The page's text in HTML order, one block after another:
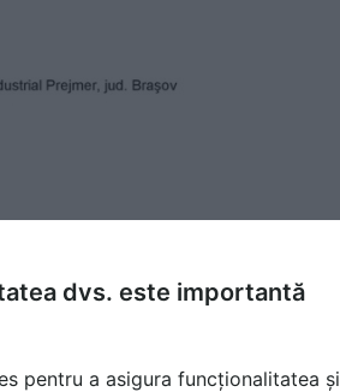
dvs. este importantă
pentru a asigura funcționalitatea și